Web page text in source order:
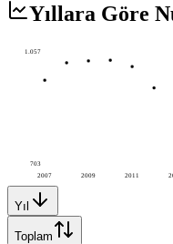
Yıllara Göre
2007 2009 2011
1.057
703
Yıl
Toplam